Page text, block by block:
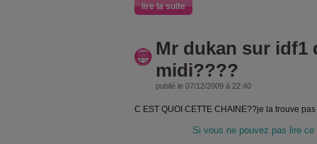
lire la suite
Mr dukan sur idf1
midi????
publié le 07/12/2009 à 22:40
C EST QUOI CETTE CHAINE??je la trouve
Si vous ne pouvez pas lire ce